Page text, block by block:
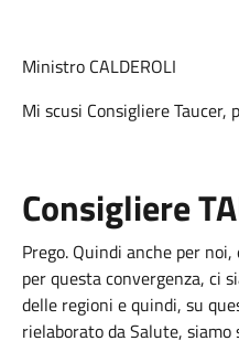
Ministro CALDEROLI
Mi scusi Consigliere Taucer,
Consigliere
Prego. Quindi anche per
per questa convergenza, ci
delle regioni e quindi, su
rielaborato da Salute,